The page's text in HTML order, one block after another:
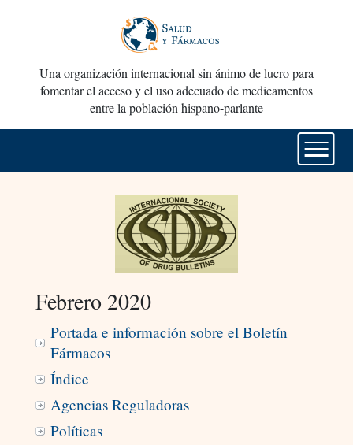
Una organización internacional sin ánimo de lucro para
fomentar el acceso y el uso adecuado de medicamentos
entre la población hispano-parlante
Febrero 2020
Portada e información sobre el Boletín
Fármacos
Índice
Agencias Reguladoras
Políticas